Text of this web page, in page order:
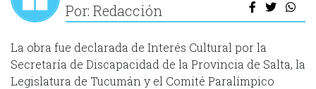
Por: Redacción
La obra fue declarada de Interés Cultural por la
Secretaría de Discapacidad de la Provincia de Salta, la
Legislatura de Tucumán y el Comité Paralímpico